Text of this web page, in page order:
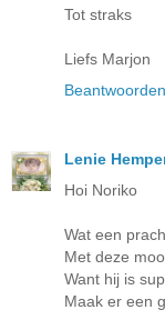
Tot straks
Liefs Marjon
Beantwoorden
Lenie
Hoi Noriko
Wat een
Met deze
Want hij is
Maak er een